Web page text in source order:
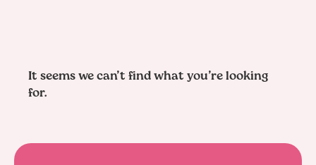
It seems we can’t find what you’re looking
for.